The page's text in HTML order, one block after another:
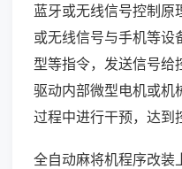
蓝牙或无线信号控制原
或无线信号与手机等设
型等指令，发送信号给
驱动内部微型电机或机
过程中进行干预，达到
全自动麻将机程序改装